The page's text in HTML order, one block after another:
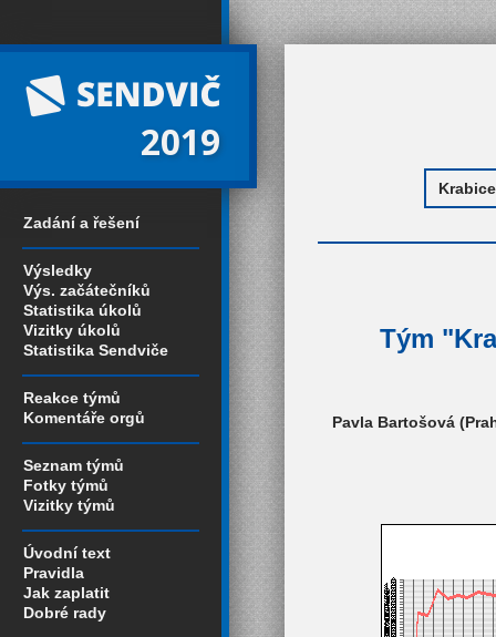
2019
Zadání a řešení
Výsledky
Výs. začátečníků
Statistika úkolů
Vizitky úkolů
Statistika Sendviče
Reakce týmů
Komentáře orgů
Seznam týmů
Fotky týmů
Vizitky týmů
Úvodní text
Pravidla
Jak zaplatit
Dobré rady
Tým
Pavla Bartošová